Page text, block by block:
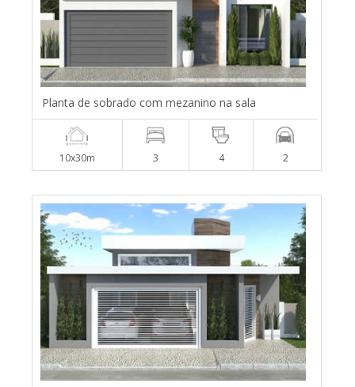
Planta de sobrado com mezanino na sala
10x30m 3 4 2